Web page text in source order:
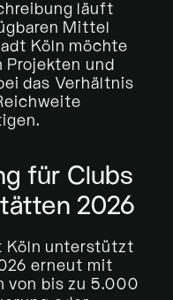
läuft
Mittel
Köln möchte
und
das Verhältnis
für Clubs
2026
Köln unterstützt
erneut mit
von bis zu 5.000